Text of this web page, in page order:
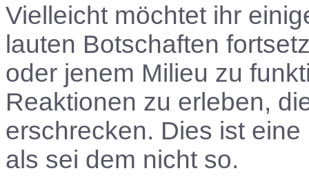
Vielleicht möchtet ihr
lauten Botschaften
oder jenem Milieu zu
Reaktionen zu erleben,
erschrecken. Dies ist
als sei dem nicht so.